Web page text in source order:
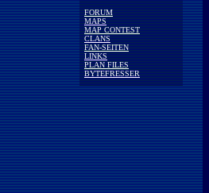
FORUM
MAPS
MAP CONTEST
CLANS
FAN-SEITEN
LINKS
PLAN FILES
BYTEFRESSER